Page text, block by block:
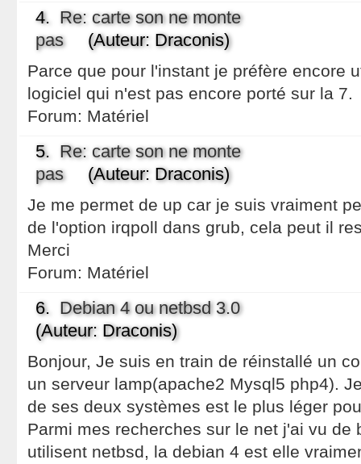
4. Re: carte son ne monte
pas(Auteur: Draconis)
Parce que pour l'instant je préfère encore
logiciel qui n'est pas encore porté sur la 7.
Forum: Matériel
5. Re: carte son ne monte
pas(Auteur: Draconis)
Je me permet de up car je suis vraiment
de l'option irqpoll dans grub, cela peut il
Merci
Forum: Matériel
6. Debian 4 ou netbsd 3.0
(Auteur: Draconis)
Bonjour, Je suis en train de réinstallé un
un serveur lamp(apache2 Mysql5 php4).
de ses deux systèmes est le plus léger
Parmi mes recherches sur le net j'ai vu de
utilisent netbsd, la debian 4 est elle